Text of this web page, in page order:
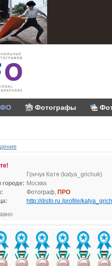
Фотографы
Гричук Катя (katya_grichuk)
Москва
Фотограф, ПРО
http://disfo.ru /profile/